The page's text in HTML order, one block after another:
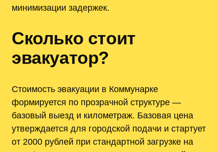
минимизации задержек.
Сколько стоит
эвакуатор?
Стоимость эвакуации в Коммунарке
формируется по прозрачной структуре —
базовый выезд и километраж. Базовая цена
утверждается для городской подачи и стартует
от 2000 рублей при стандартной загрузке на